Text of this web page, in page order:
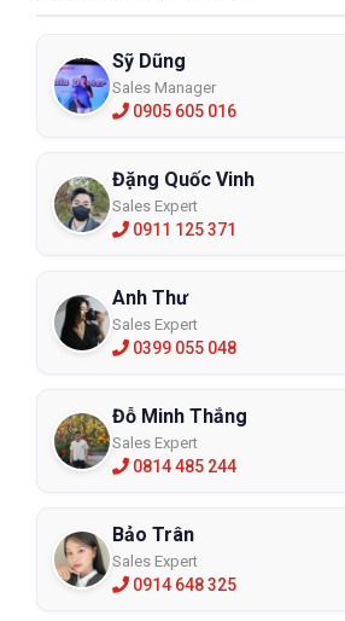
Sỹ Dũng
Sales Manager
0905 605 016
Đặng Quốc Vinh
Sales Expert
0911 125 371
Anh Thư
Sales Expert
0399 055 048
Đỗ Minh Thắng
Sales Expert
0814 485 244
Bảo Trân
Sales Expert
0914 648 325